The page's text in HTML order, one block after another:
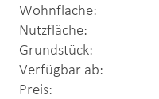
Wohnfläche:
Nutzfläche:
Grundstück:
Verfügbar ab:
Preis: